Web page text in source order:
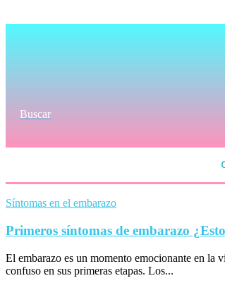
Buscar
Síntomas en el embarazo
Primeros síntomas de embarazo
El embarazo es un momento emocionante en la
confuso en sus primeras etapas. Los...